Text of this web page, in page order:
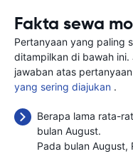
Fakta sewa
Pertanyaan yang paling
ditampilkan di bawah
jawaban atas
yang sering diajukan .
Berapa lama rata-
bulan August.
Pada bulan August,